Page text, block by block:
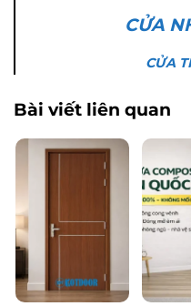
CỬA
CỬA
Bài viết liên quan